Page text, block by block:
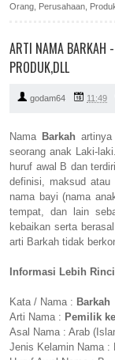
Orang, Perusahaan,
ARTI NAMA BARKAH
PRODUK,DLL
godam64 11:49
Nama Barkah
seorang anak Laki-
huruf awal B dan
definisi, maksud
nama bayi (nama
tempat, dan lain
kebaikan serta
arti Barkah tidak
Informasi Lebih
Kata / Nama : Barkah
Arti Nama : Pemilik
Asal Nama : Arab
Jenis Kelamin Nama :